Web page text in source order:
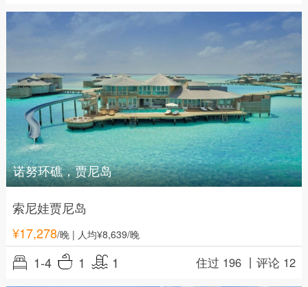
诺努环礁，贾尼岛
索尼娃贾尼岛
¥17,278/晚| 人均¥8,639/晚
1-4 1 1 住过 196 丨评论 12